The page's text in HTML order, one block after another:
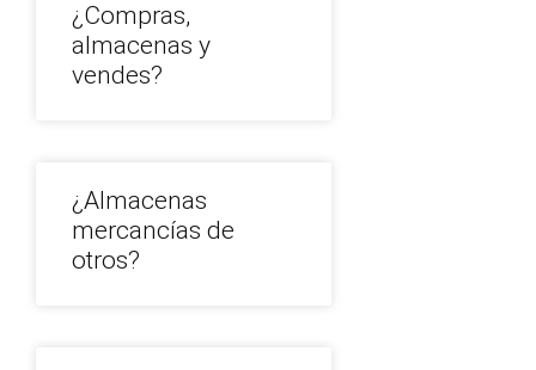
¿Compras,
almacenas y
vendes?
¿Almacenas
mercancías de
otros?